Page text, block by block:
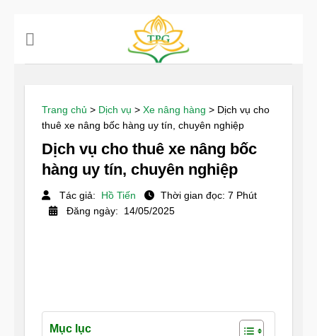
Trang chủ > Dịch vụ > Xe nâng hàng > Dịch vụ cho
thuê xe nâng bốc hàng uy tín, chuyên nghiệp
Dịch vụ cho thuê xe nâng bốc
hàng uy tín, chuyên nghiệp
Tác giả: Hồ Tiến
Thời gian đọc: 7 Phút
Đăng ngày: 14/05/2025
Mục lục